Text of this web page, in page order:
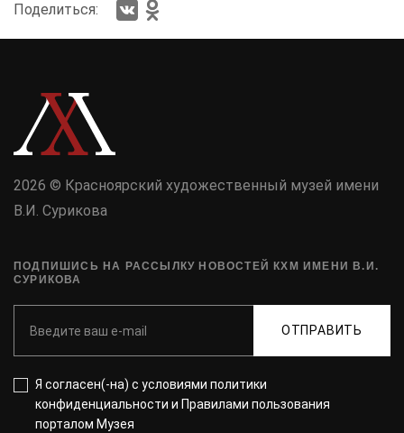
Поделиться:
2026 © Красноярский художественный музей имени
В.И. Сурикова
ПОДПИШИСЬ НА РАССЫЛКУ НОВОСТЕЙ КХМ ИМЕНИ В.И.
СУРИКОВА
ОТПРАВИТЬ
Я согласен(-на) с условиями политики
конфиденциальности и Правилами пользования
порталом Музея